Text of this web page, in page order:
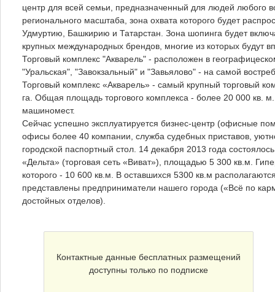
центр для всей семьи, предназначенный для людей любого
регионального масштаба, зона охвата которого будет
Удмуртию, Башкирию и Татарстан. Зона шопинга будет
крупных международных брендов, многие из которых будут
Торговый комплекс "Акварель" - расположен в
"Уральская", "Завокзальный" и "Завьялово" - на самой
Торговый комплекс «Акварель» - самый крупный торговый
га. Общая площадь торгового комплекса - более 20 000 кв.
машиномест.
Сейчас успешно эксплуатируется бизнес-центр (офисные
офисы более 40 компании, служба судебных приставов,
городской паспортный стол. 14 декабря 2013 года
«Дельта» (торговая сеть «Виват»), площадью 5 300 кв.м.
которого - 10 600 кв.м. В оставшихся 5300 кв.м
представлены предприниматели нашего города («Всё по
достойных отделов).
Контактные данные бесплатных размещений
доступны только по подписке